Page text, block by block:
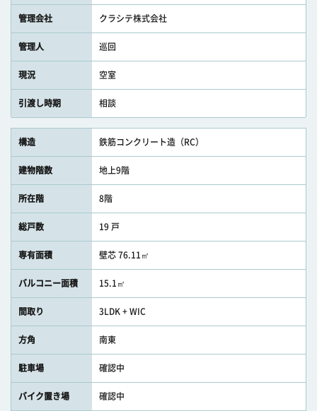
管理会社 クラシテ株式会社
管理人 巡回
現況 空室
引渡し時期 相談
構造 鉄筋コンクリート造（RC）
建物階数 地上9階
所在階 8階
総戸数 19 戸
専有面積 壁芯 76.11㎡
バルコニー面積 15.1㎡
間取り 3LDK + WIC
方角 南東
駐車場 確認中
バイク置き場 確認中